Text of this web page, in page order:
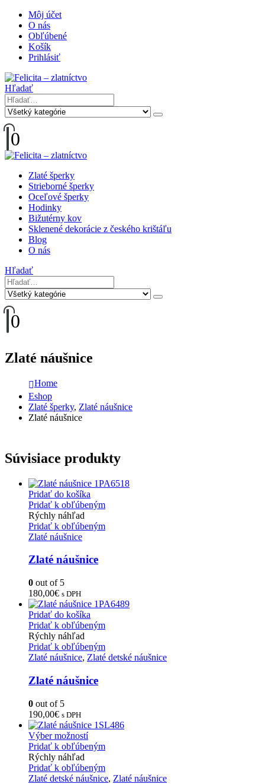
Môj účet
O nás
Obľúbené
Košík
Prihlásiť
Hľadať
0
Zlaté šperky
Strieborné šperky
Oceľové šperky
Hodinky
Bižutérny kov
Sklenené dekorácie z českého krištáľu
Blog
O nás
Hľadať
0
Zlaté náušnice
Home
Eshop
Zlaté šperky, Zlaté náušnice
Zlaté náušnice
Súvisiace produkty
Pridať do košíka
Pridať k obľúbeným
Rýchly náhľad
Pridať k obľúbeným
Zlaté náušnice
Zlaté náušnice
0 out of 5
180,00€ s DPH
Pridať do košíka
Pridať k obľúbeným
Rýchly náhľad
Pridať k obľúbeným
Zlaté náušnice, Zlaté detské náušnice
Zlaté náušnice
0 out of 5
190,00€ s DPH
Výber možností
Pridať k obľúbeným
Rýchly náhľad
Pridať k obľúbeným
Zlaté detské náušnice, Zlaté náušnice